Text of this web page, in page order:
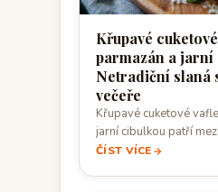
Křupavé
parmazán a jarní
Netradiční slaná
večeře
Křupavé cuketové
jarní cibulkou patří
ČÍST VÍCE